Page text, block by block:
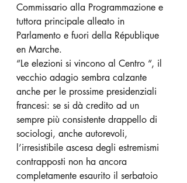
Commissario alla Programmazione e
tuttora principale alleato in
Parlamento e fuori della République
en Marche.
“Le elezioni si vincono al Centro “, il
vecchio adagio sembra calzante
anche per le prossime presidenziali
francesi: se si dà credito ad un
sempre più consistente drappello di
sociologi, anche autorevoli,
l’irresistibile ascesa degli estremismi
contrapposti non ha ancora
completamente esaurito il serbatoio